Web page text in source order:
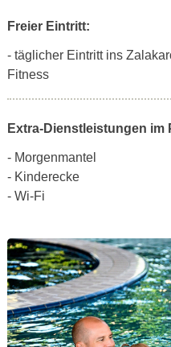
Freier Eintritt:
- täglicher Eintritt ins
Fitness
Extra-Dienstleistungen im
- Morgenmantel
- Kinderecke
- Wi-Fi